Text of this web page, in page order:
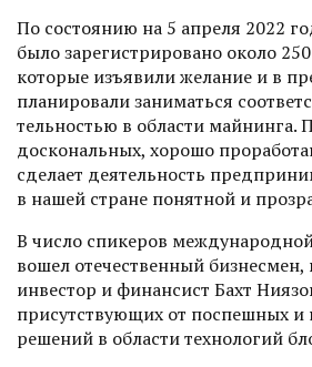
По состоянию на 5 апреля 2022
было зарегистрировано около
которые изъявили желание и в
планировали заниматься
тельностью в области майнинга.
доскональных, хорошо
сделает деятельность
в нашей стране понятной и
В число спикеров
вошел отечественный
инвестор и финансист Бахт
присутствующих от поспешных
решений в области технологий